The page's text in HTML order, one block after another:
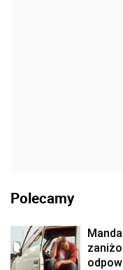
Polecamy